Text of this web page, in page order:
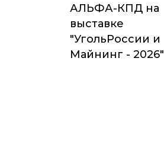
АЛЬФА-КПД на
выставке
"УгольРоссии и
Майнинг - 2026"